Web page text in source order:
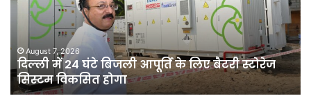
आपूर्ति के लिए बैटरी स्टोरेज
यशवंत
वर्मा
एसआईटी
जांच
याचिका
सुप्रीम
August 7, 2026
जली नकदी मामले में
याचिका सुप्रीम कोर्ट ने